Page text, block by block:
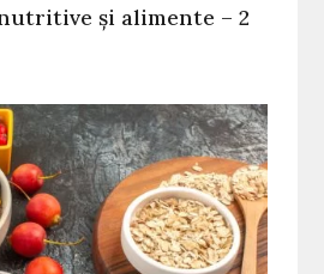
și alimente – 2